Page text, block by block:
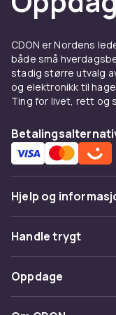
tre, metall og
fotstøtte for
sittestunder.
Gamingstoler
gaming-
og armer. De
justerbare
gulvstoler
Klappstoler og
trenger ekstra
oppbevare.
CDON er Nordens
både små
stadig større utvalg
og elektronikk til
Ting for livet, rett og
Hjelp og
Vanlige spørsmål
Spor pakke
Angre & returner
Handle trygt
Betaling
Levering
Oppdage
Kategorier